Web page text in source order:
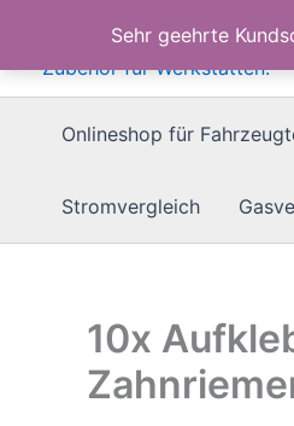
Sehr geehrte
springen
Onlineshop für
Stromvergleich
10x